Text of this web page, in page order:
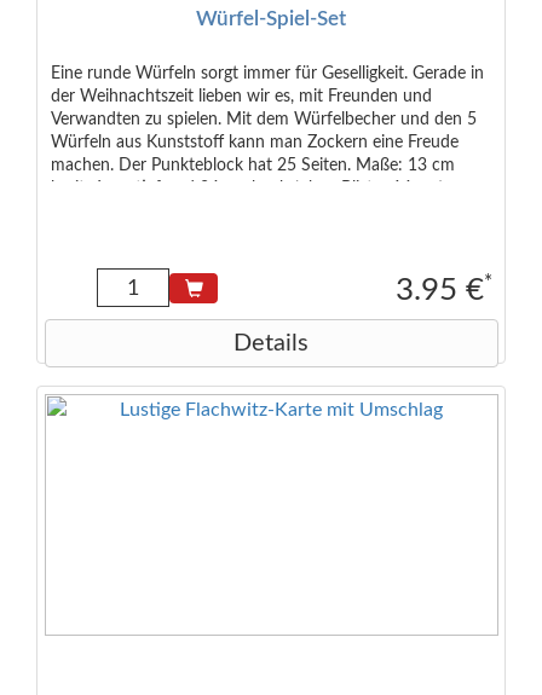
Würfel-Spiel-Set
Eine runde Würfeln sorgt immer für Geselligkeit. Gerade in
der Weihnachtszeit lieben wir es, mit Freunden und
Verwandten zu spielen. Mit dem Würfelbecher und den 5
Würfeln aus Kunststoff kann man Zockern eine Freude
machen. Der Punkteblock hat 25 Seiten. Maße: 13 cm
3.95 €*
Details